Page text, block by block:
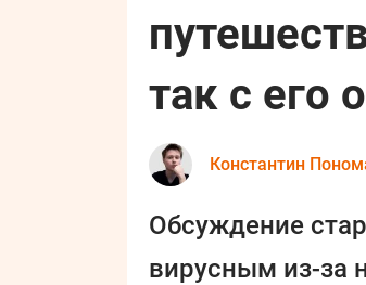
так с его
Константин
Обсуждение
вирусным из-за